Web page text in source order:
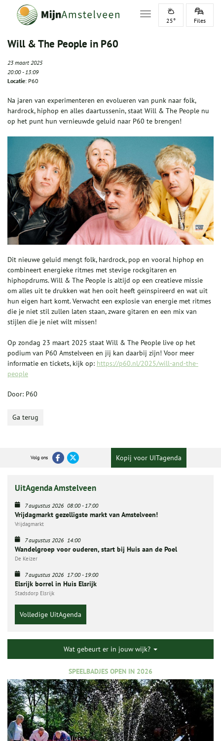
Toggle navigation
25° Files
Will & The People in P60
23 maart 2025
20:00-13:09
Locatie: P60
Na jaren van experimenteren en evolueren van punk naar folk,
hardrock, hiphop en alles daartussenin, staat Will & The People nu
op het punt hun vernieuwde geluid naar P60 te brengen!
Dit nieuwe geluid mengt folk, hardrock, pop en vooral hiphop en
combineert energieke ritmes met stevige rockgitaren en
hiphopdrums. Will & The People is altijd op een creatieve missie
om alles uit te drukken wat hen ooit heeft geïnspireerd en wat uit
hun eigen hart komt. Verwacht een explosie van energie met ritmes
die je niet stil zullen laten staan, zware gitaren en een mix van
stijlen die je niet wilt missen!
Op zondag 23 maart 2025 staat Will & The People live op het
podium van P60 Amstelveen en jij kan daarbij zijn! Voor meer
informatie en tickets, kijk op: https://p60.nl/2025/will-and-the-
people
Door: P60
Ga terug
Volg ons Kopij voor UITagenda
UitAgenda Amstelveen
7 augustus 2026 08:00- 17:00
Vrijdagmarkt gezelligste markt van Amstelveen!
Vrijdagmarkt
7 augustus 2026 14:00
Wandelgroep voor ouderen, start bij Huis aan de Poel
De Keizer
7 augustus 2026 17:00- 19:00
Elsrijk borrel in Huis Elsrijk
Stadsdorp Elsrijk
Volledige UitAgenda
Wat gebeurt er in jouw wijk?
SPEELBADJES OPEN IN 2026